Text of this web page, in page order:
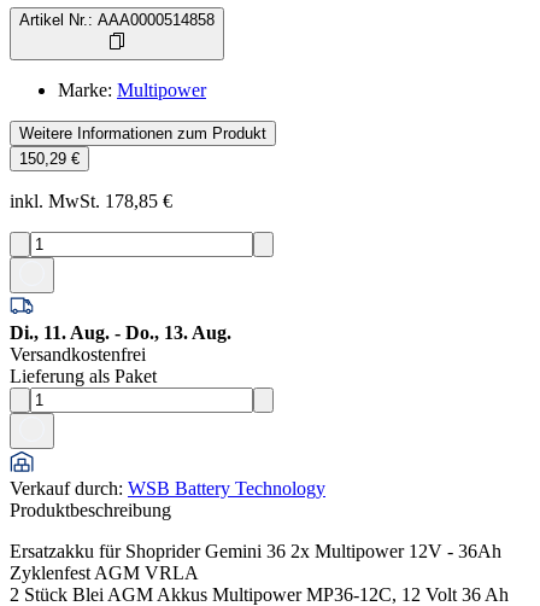
Artikel Nr. : AAA0000514858
Marke: Multipower
Weitere Informationen zum Produkt
150,29 €
inkl. MwSt. 178,85 €
Di., 11. Aug. - Do., 13. Aug.
Versandkostenfrei
Lieferung als Paket
Verkauf durch: WSB Battery Technology
Produktbeschreibung
Ersatzakku für Shoprider Gemini 36 2x Multipower 12V - 36Ah
Zyklenfest AGM VRLA
2 Stück Blei AGM Akkus Multipower MP36-12C, 12 Volt 36 Ah